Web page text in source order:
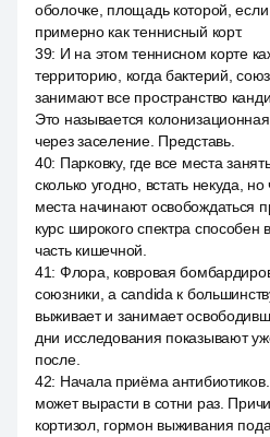
оболочке, площадь которой, если
примерно как теннисный корт.
39: И на этом теннисном корте
территорию, когда бактерий,
занимают все пространство
Это называется
через заселение. Представь.
40: Парковку, где все места
сколько угодно, встать некуда, но
места начинают освобождаться
курс широкого спектра способен
часть кишечной.
41: Флора, ковровая
союзники, а candida к
выживает и занимает
дни исследования показывают
после.
42: Начала приёма
может вырасти в сотни раз.
кортизол, гормон выживания